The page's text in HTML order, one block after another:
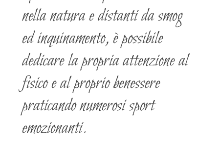
nella natura e distanti da smog
ed inquinamento, è possibile
dedicare la propria attenzione al
fisico e al proprio benessere
praticando numerosi sport
emozionanti.